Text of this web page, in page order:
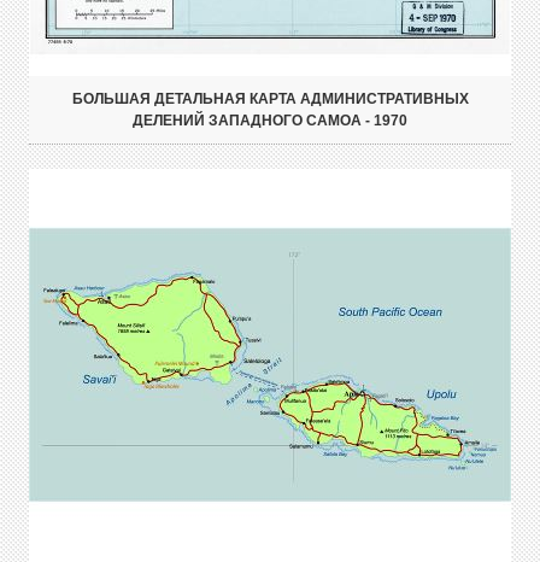
БОЛЬШАЯ ДЕТАЛЬНАЯ КАРТА АДМИНИСТРАТИВНЫХ
ДЕЛЕНИЙ ЗАПАДНОГО САМОА - 1970